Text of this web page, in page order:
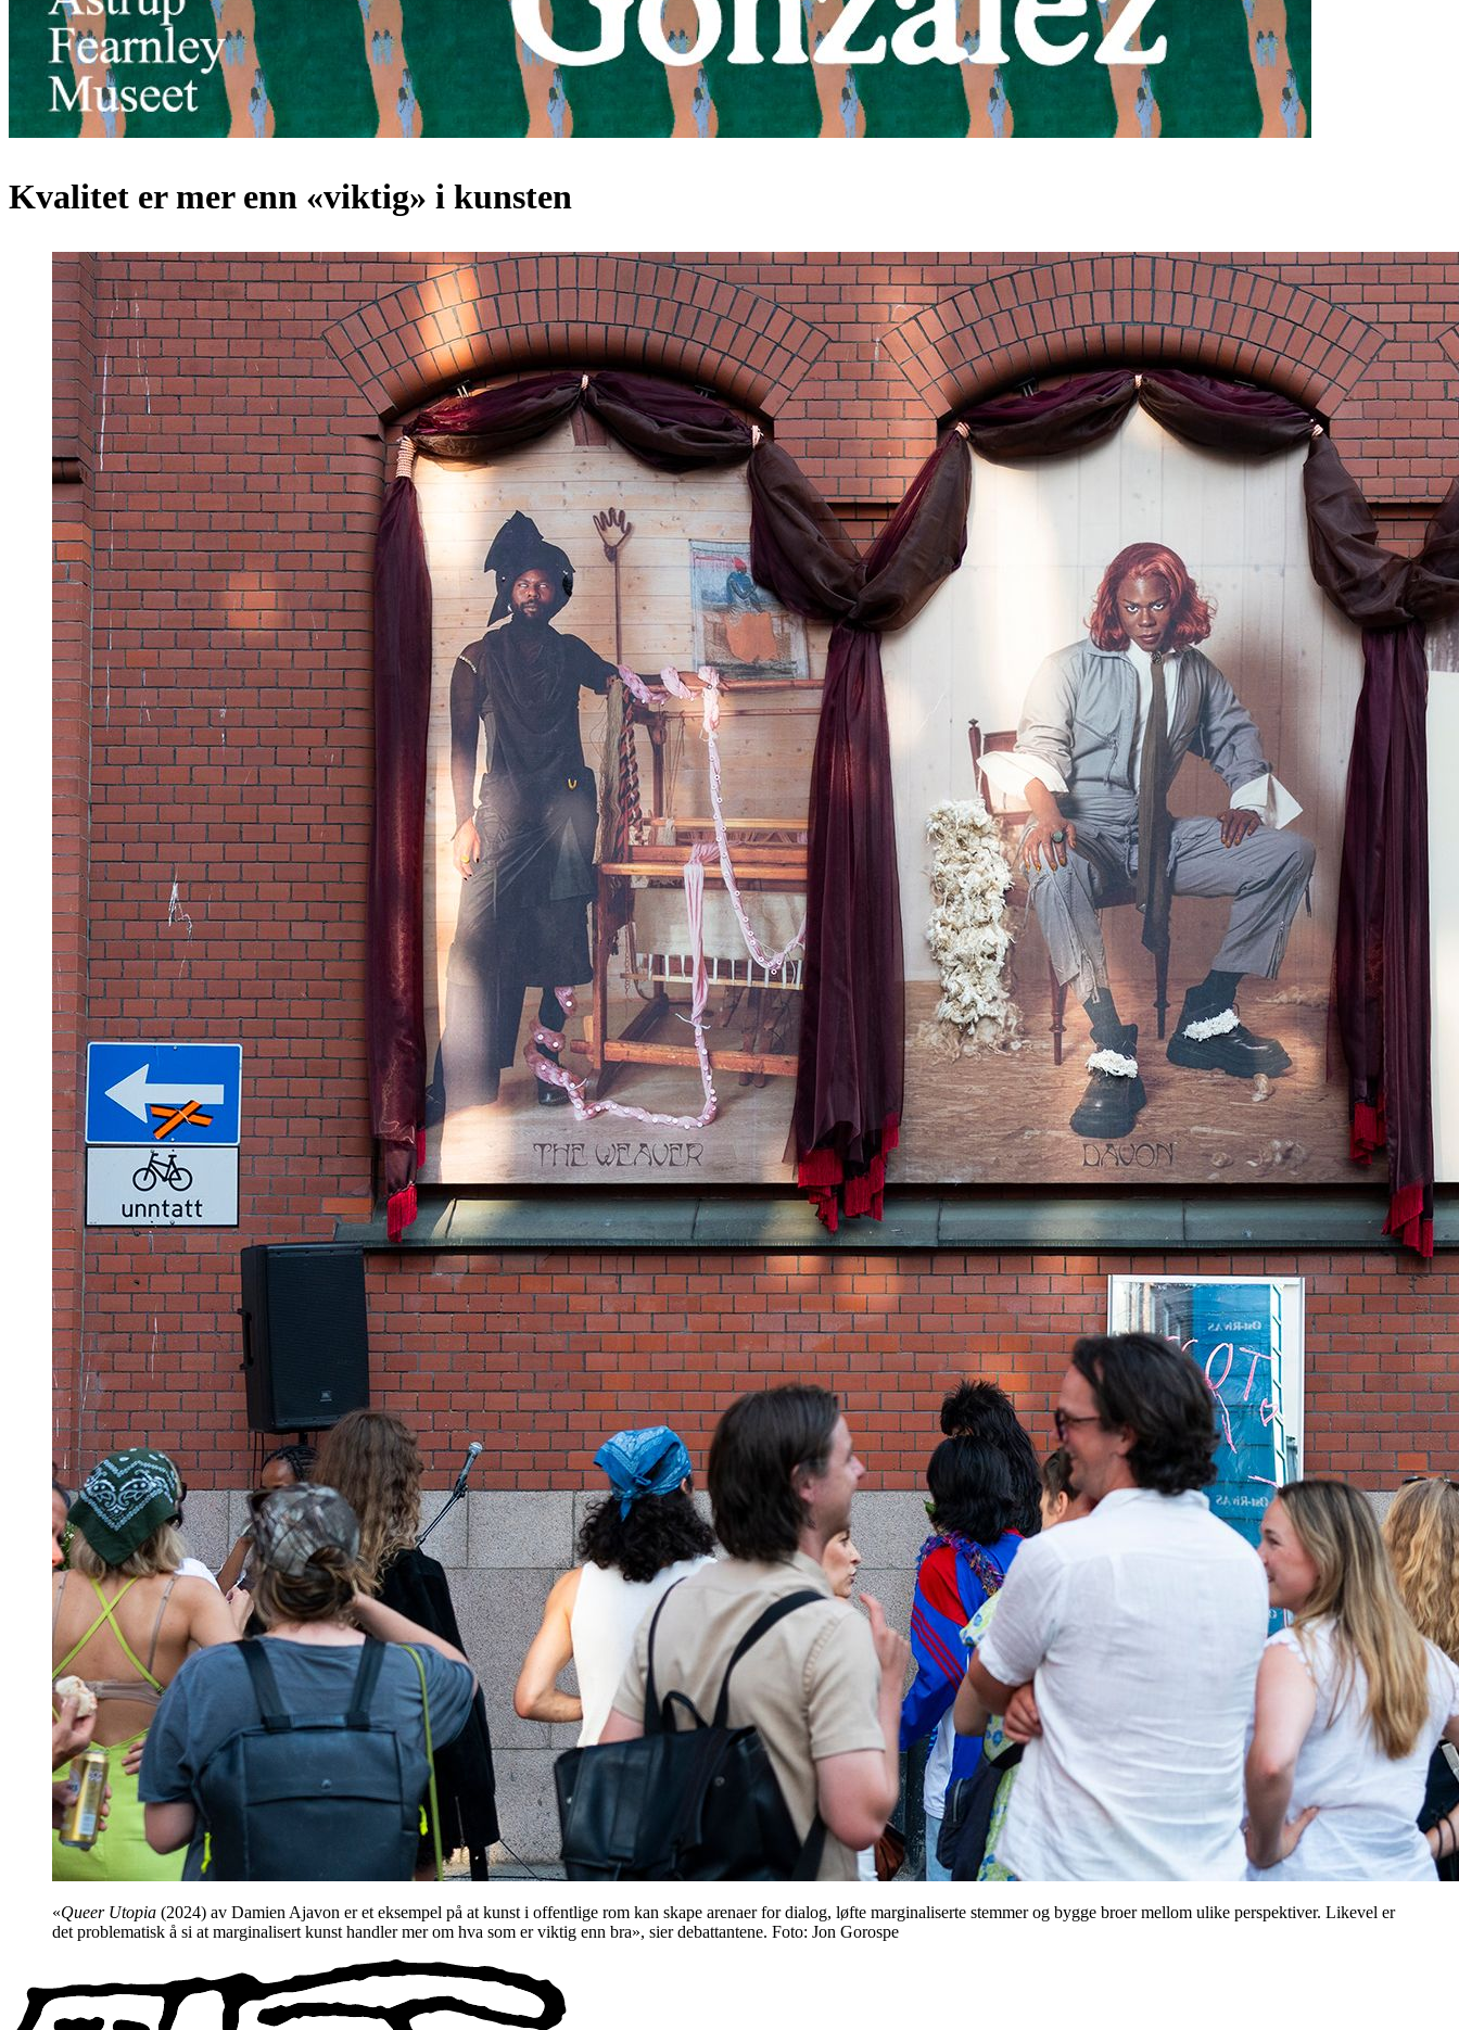
Kvalitet er mer enn «viktig» i kunsten
«Queer Utopia (2024) av Damien Ajavon er et eksempel på at kunst i offentlige rom kan skape arenaer for dialog, løfte marginaliserte stemmer og bygge broer mellom ulike perspektiver. Likevel er
det problematisk å si at marginalisert kunst handler mer om hva som er viktig enn bra», sier debattantene. Foto: Jon Gorospe